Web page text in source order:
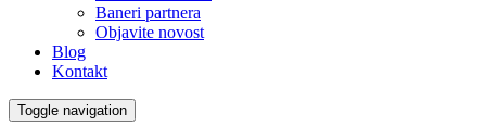
Baneri partnera
Objavite novost
Blog
Kontakt
Toggle navigation